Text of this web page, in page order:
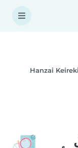
شهادة السجل الجنائي ("Toko Shomei" أو "Hanzai Keireki